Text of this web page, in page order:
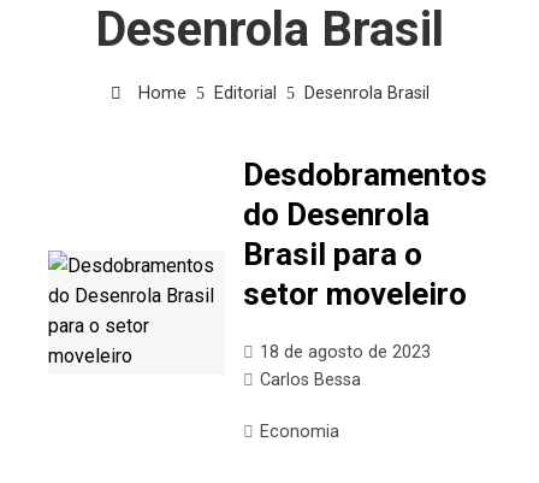
Desenrola Brasil
Home Editorial Desenrola Brasil
Desdobramentos
do Desenrola
Brasil para o
setor moveleiro
18 de agosto de 2023
Carlos Bessa
Economia